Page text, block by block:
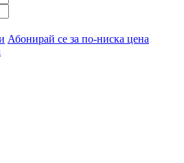
Абонирай се за по-ниска цена